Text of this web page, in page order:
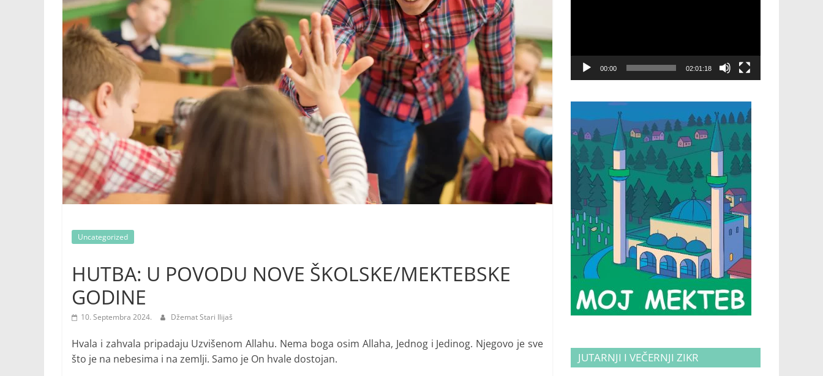
Uncategorized
HUTBA: U POVODU NOVE ŠKOLSKE/MEKTEBSKE
GODINE
10. Septembra 2024. Džemat Stari Ilijaš
Hvala i zahvala pripadaju Uzvišenom Allahu. Nema boga osim Allaha, Jednog i Jedinog. Njegovo je sve
što je na nebesima i na zemlji. Samo je On hvale dostojan.
00:00 02:01:18
JUTARNJI I VEČERNJI ZIKR